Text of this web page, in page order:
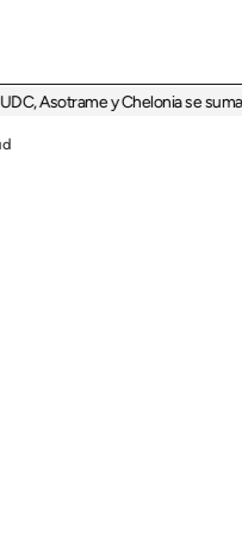
y Chelonia se suman al